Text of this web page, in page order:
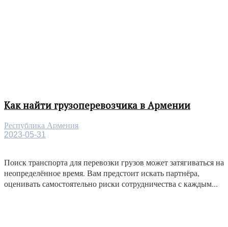
Как найти грузоперевозчика в Армении
Республика Армения
2023-05-31
Поиск транспорта для перевозки грузов может затягиваться на
неопределённое время. Вам предстоит искать партнёра,
оценивать самостоятельно риски сотрудничества с каждым...